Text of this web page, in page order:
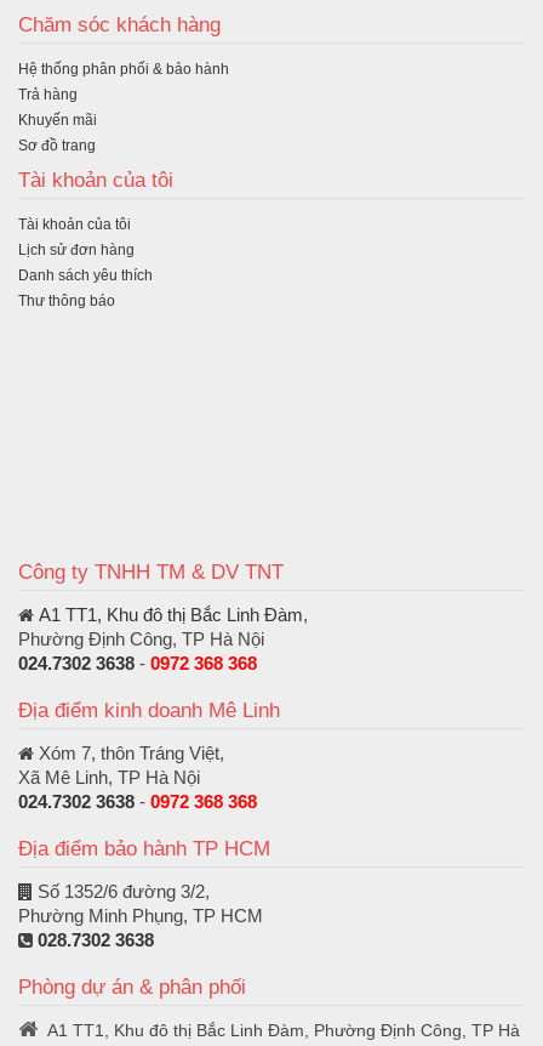
Chăm sóc khách hàng
Hệ thống phân phối & bảo hành
Trả hàng
Khuyến mãi
Sơ đồ trang
Tài khoản của tôi
Tài khoản của tôi
Lịch sử đơn hàng
Danh sách yêu thích
Thư thông báo
Công ty TNHH TM & DV TNT
A1 TT1, Khu đô thị Bắc Linh Đàm,
Phường Định Công, TP Hà Nội
024.7302 3638 - 0972 368 368
Địa điểm kinh doanh Mê Linh
Xóm 7, thôn Tráng Việt,
Xã Mê Linh, TP Hà Nội
024.7302 3638 - 0972 368 368
Địa điểm bảo hành TP HCM
Số 1352/6 đường 3/2,
Phường Minh Phụng, TP HCM
028.7302 3638
Phòng dự án & phân phối
A1 TT1, Khu đô thị Bắc Linh Đàm, Phường Định Công, TP Hà